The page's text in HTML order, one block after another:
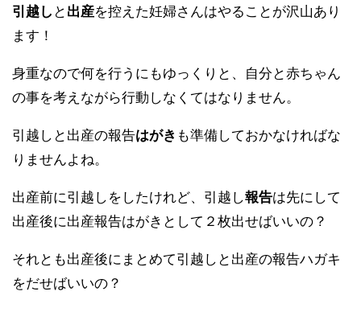
引越し と 出産を控えた妊婦さんはやることが沢山あり
ます！
身重なので何を行うにもゆっくりと、自分と赤ちゃん
の事を考えながら行動しなくてはなりません。
引越しと出産の報告はがき も準備しておかなければな
りませんよね。
出産前に引越しをしたけれど、引越し報告は先にして
出産後に出産報告はがきとして２枚出せばいいの？
それとも出産後にまとめて引越しと出産の報告ハガキ
をだせばいいの？